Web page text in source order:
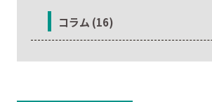
コラム (16)